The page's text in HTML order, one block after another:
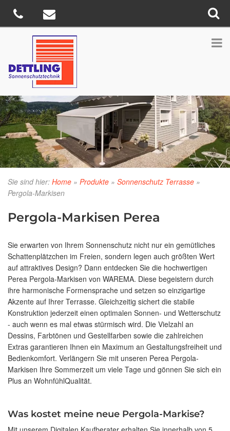
Sie sind hier: Home » Produkte » Sonnenschutz Terrasse »
Pergola-Markisen
Pergola-Markisen Perea
Sie erwarten von Ihrem Sonnenschutz nicht nur ein gemütliches
Schattenplätzchen im Freien, sondern legen auch größten Wert
auf attraktives Design? Dann entdecken Sie die hochwertigen
Perea Pergola-Markisen von WAREMA. Diese begeistern durch
ihre harmonische Formensprache und setzen so einzigartige
Akzente auf Ihrer Terrasse. Gleichzeitig sichert die stabile
Konstruktion jederzeit einen optimalen Sonnen- und Wetterschutz
- auch wenn es mal etwas stürmisch wird. Die Vielzahl an
Dessins, Farbtönen und Gestellfarben sowie die zahlreichen
Extras garantieren Ihnen ein Maximum an Gestaltungsfreiheit und
Bedienkomfort. Verlängern Sie mit unseren Perea Pergola-
Markisen Ihre Sommerzeit um viele Tage und gönnen Sie sich ein
Plus an WohnfühlQualität.
Was kostet meine neue Pergola-Markise?